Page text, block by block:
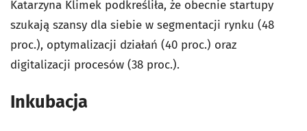
Katarzyna Klimek podkreśliła, że obecnie startupy
szukają szansy dla siebie w segmentacji rynku (48
proc.), optymalizacji działań (40 proc.) oraz
digitalizacji procesów (38 proc.).
Inkubacja